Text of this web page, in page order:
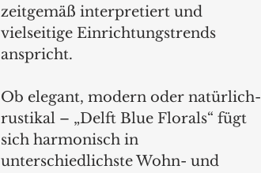
zeitgemäß interpretiert und
vielseitige Einrichtungstrends
anspricht.
Ob elegant, modern oder natürlich-
rustikal – „Delft Blue Florals“ fügt
sich harmonisch in
unterschiedlichste Wohn- und